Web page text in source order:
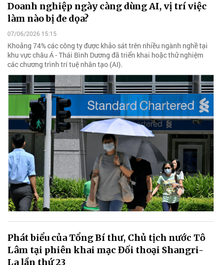
Doanh nghiệp ngày càng dùng AI, vị trí việc
làm nào bị đe dọa?
07/06/2026 15:15
Khoảng 74% các công ty được khảo sát trên nhiều ngành nghề tại
khu vực châu Á - Thái Bình Dương đã triển khai hoặc thử nghiệm
các chương trình trí tuệ nhân tạo (AI).
Phát biểu của Tổng Bí thư, Chủ tịch nước Tô
Lâm tại phiên khai mạc Đối thoại Shangri-
La lần thứ 23